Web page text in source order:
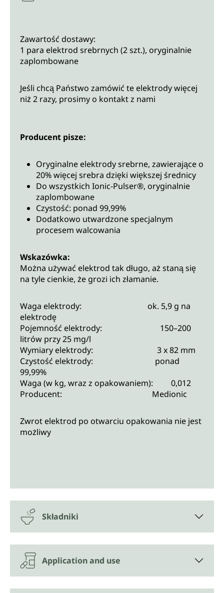
Zawartość dostawy:
1 para elektrod srebrnych (2 szt.), oryginalnie
zaplombowane
Jeśli chcą Państwo zamówić te elektrody więcej
niż 2 razy, prosimy o kontakt z nami
Producent pisze:
Oryginalne elektrody srebrne, zawierające o
20% więcej srebra dzięki większej średnicy
Do wszystkich Ionic-Pulser®, oryginalnie
zaplombowane
Czystość: ponad 99,99%
Dodatkowo utwardzone specjalnym
procesem walcowania
Wskazówka:
Można używać elektrod tak długo, aż staną się
na tyle cienkie, że grozi ich złamanie.
Waga elektrody: ok. 5,9 g na
elektrodę
Pojemność elektrody: 150–200
litrów przy 25 mg/l
Wymiary elektrody: 3 x 82 mm
Czystość elektrody: ponad
99,99%
Waga (w kg, wraz z opakowaniem): 0,012
Producent: Medionic
Zwrot elektrod po otwarciu opakowania nie jest
możliwy
Składniki
Application and use